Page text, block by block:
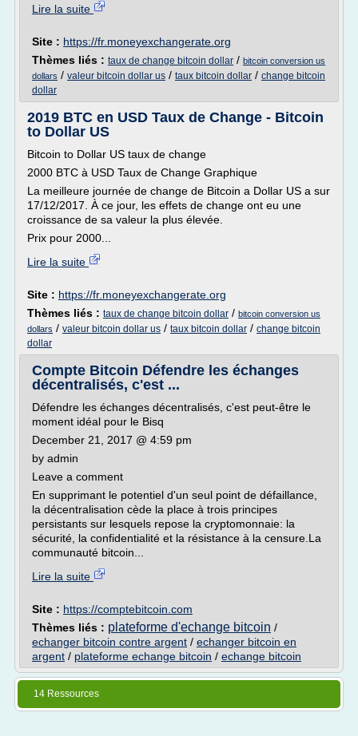
Lire la suite
Site : https://fr.moneyexchangerate.org
Thèmes liés : taux de change bitcoin dollar / bitcoin conversion us
dollars / valeur bitcoin dollar us / taux bitcoin dollar / change bitcoin
dollar
2019 BTC en USD Taux de Change - Bitcoin
to Dollar US
Bitcoin to Dollar US taux de change
2000 BTC à USD Taux de Change Graphique
La meilleure journée de change de Bitcoin a Dollar US a sur
17/12/2017. À ce jour, les effets de change ont eu une
croissance de sa valeur la plus élevée.
Prix pour 2000...
Lire la suite
Site : https://fr.moneyexchangerate.org
Thèmes liés : taux de change bitcoin dollar / bitcoin conversion us
dollars / valeur bitcoin dollar us / taux bitcoin dollar / change bitcoin
dollar
Compte Bitcoin Défendre les échanges
décentralisés, c'est ...
Défendre les échanges décentralisés, c'est peut-être le
moment idéal pour le Bisq
December 21, 2017 @ 4:59 pm
by admin
Leave a comment
En supprimant le potentiel d'un seul point de défaillance,
la décentralisation cède la place à trois principes
persistants sur lesquels repose la cryptomonnaie: la
sécurité, la confidentialité et la résistance à la censure.La
communauté bitcoin...
Lire la suite
Site : https://comptebitcoin.com
Thèmes liés : plateforme d'echange bitcoin /
echanger bitcoin contre argent / echanger bitcoin en
argent / plateforme echange bitcoin / echange bitcoin
14 Ressources